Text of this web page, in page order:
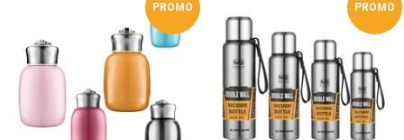
PROMO PROMO